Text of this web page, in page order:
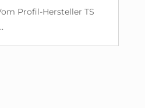
Profil-Hersteller TS